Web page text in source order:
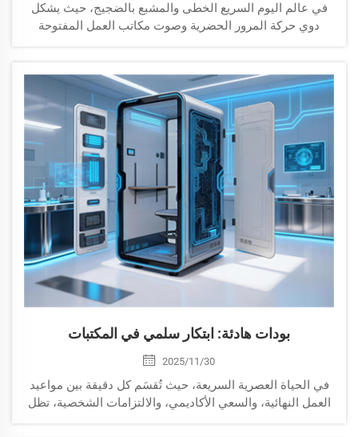
في عالم اليوم السريع الخطى والمشبع بالضجيج، حيث يشكل
دوي حركة المرور الحضرية وصوت مكاتب العمل المفتوحة
بودات هادئة: ابتكار سلمي في المكتبات
2025/11/30
في الحياة العصرية السريعة، حيث تُقسَم كل دقيقة بين مواعيد
العمل النهائية، والسعي الأكاديمي، والالتزامات الشخصية، تظل